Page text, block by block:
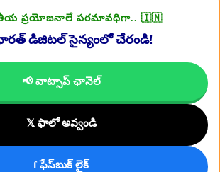
ప్రయోజనాలే పరమావధిగా.. 🇮🇳
డిజిటల్ సైన్యంలో చేరండి!
📢 వాట్సాప్ ఛానెల్
𝕏 ఫాలో అవ్వండి
f ఫేస్‌బుక్ లైక్